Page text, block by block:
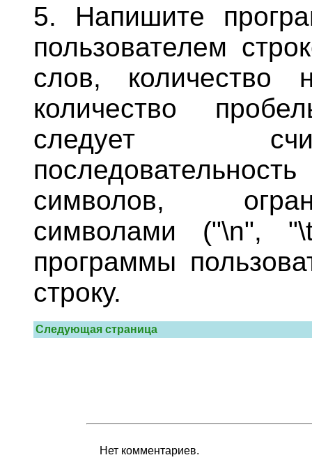
5. Напишите
пользователем
слов, количество
количество
следует
символов,
символами ("\n",
программы
строку.
Следующая страница
Нет комментариев.